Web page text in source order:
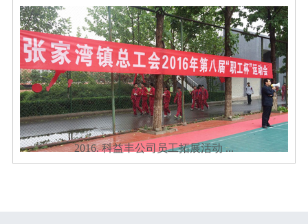
2016. 科益丰公司员工拓展活动 ...